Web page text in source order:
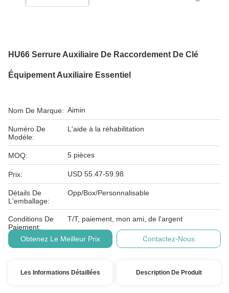
HU66 Serrure Auxiliaire De Raccordement De Clé
Équipement Auxiliaire Essentiel
Nom De Marque: Aimin
Numéro De
Modèle:
L'aide à la réhabilitation
MOQ: 5 pièces
Prix: USD 55.47-59.98
Détails De
L'emballage:
Opp/Box/Personnalisable
Conditions De
Paiement:
T/T, paiement, mon ami, de l'argent
Obtenez Le Meilleur Prix Contactez-Nous
Les Informations Détaillées Description De Produit